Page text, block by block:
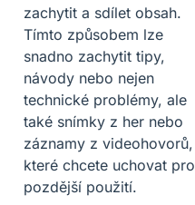
zachytit a sdílet obsah.
Tímto způsobem lze
snadno zachytit tipy,
návody nebo nejen
technické problémy, ale
také snímky z her nebo
záznamy z videohovorů,
které chcete uchovat pro
pozdější použití.